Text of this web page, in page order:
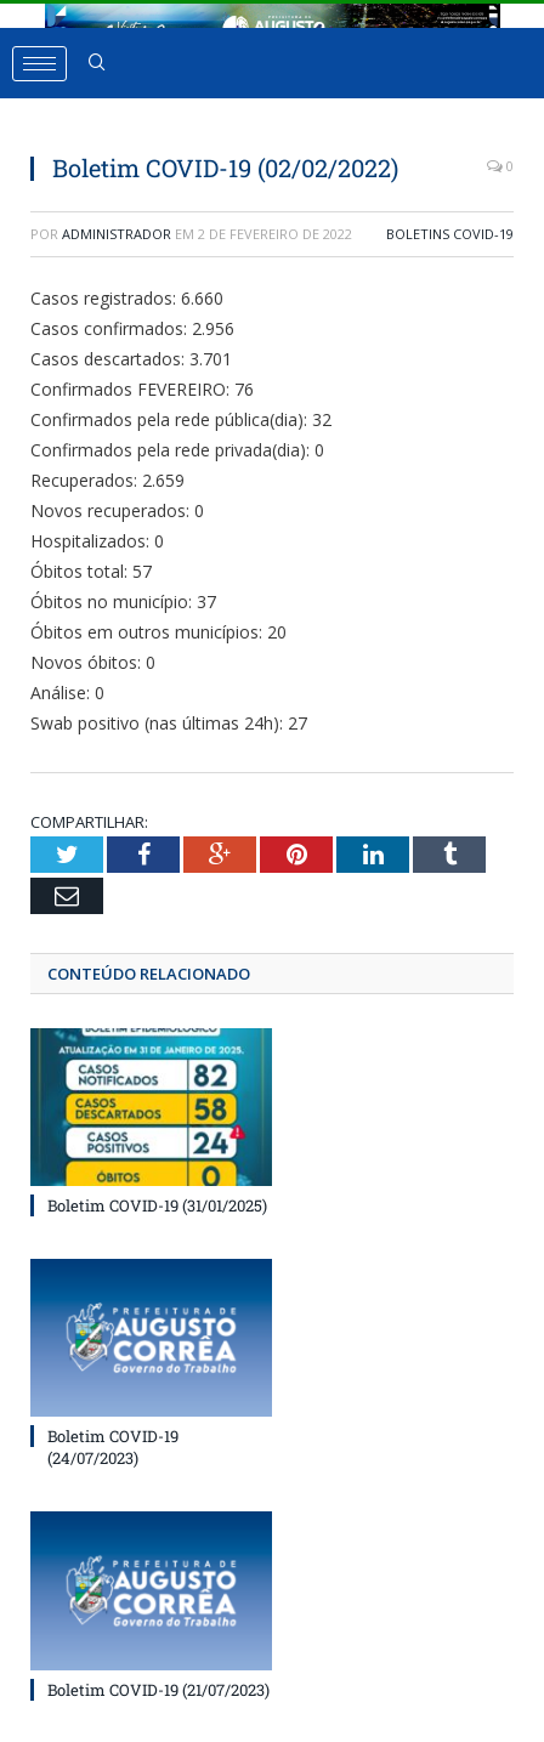
Boletim COVID-19 (02/02/2022) 0
POR ADMINISTRADOR EM 2 DE FEVEREIRO DE 2022 BOLETINS COVID-19
Casos registrados: 6.660
Casos confirmados: 2.956
Casos descartados: 3.701
Confirmados FEVEREIRO: 76
Confirmados pela rede pública(dia): 32
Confirmados pela rede privada(dia): 0
Recuperados: 2.659
Novos recuperados: 0
Hospitalizados: 0
Óbitos total: 57
Óbitos no município: 37
Óbitos em outros municípios: 20
Novos óbitos: 0
Análise: 0
Swab positivo (nas últimas 24h): 27
COMPARTILHAR:
TwitterFacebookGoogle+Pinterest
LinkedIn
Email
CONTEÚDO RELACIONADO
Boletim COVID-19 (31/01/2025)
Boletim COVID-19
(24/07/2023)
Boletim COVID-19 (21/07/2023)